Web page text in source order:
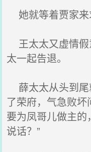
她就等着贾家来
王太太又虚情假
太一起告退。
薛太太从头到尾
了荣府，气急败
要为凤哥儿做主
说话？”